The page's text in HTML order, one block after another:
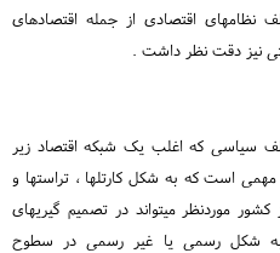
نظامهای اقتصادی از جمله اقتصادهای
نیز دقت نظر داشت .
سیاسی که اغلب یک شبکه اقتصاد زیر
مهمی است که به شکل کارتلها ، تراستها و
موردنظر میتواند در تصمیم گیریهای
به شکل رسمی یا غیر رسمی در سطوح